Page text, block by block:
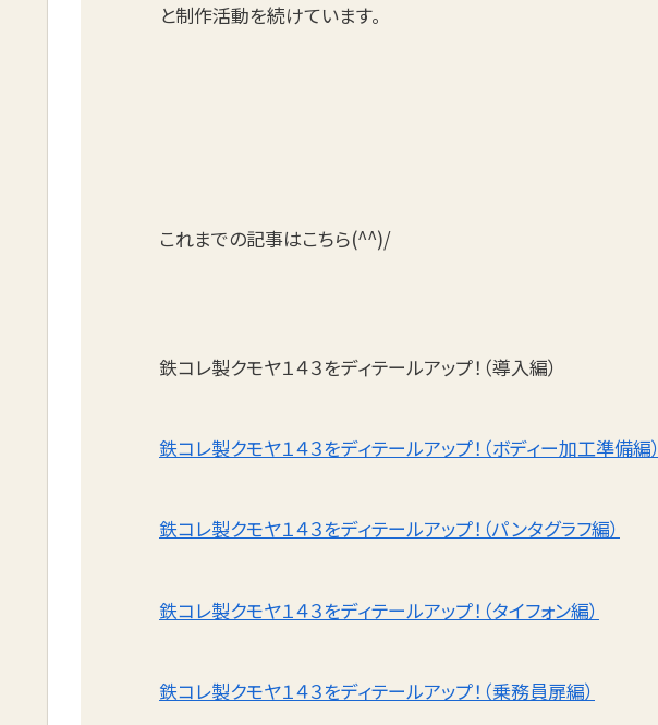
と制作活動を続けています。
これまでの記事はこちら(^^)/
鉄コレ製クモヤ１４３をディテールアップ！（導入編）
鉄コレ製クモヤ１４３をディテールアップ！（ボディー加工準備編）
鉄コレ製クモヤ１４３をディテールアップ！（パンタグラフ編）
鉄コレ製クモヤ１４３をディテールアップ！（タイフォン編）
鉄コレ製クモヤ１４３をディテールアップ！（乗務員扉編）